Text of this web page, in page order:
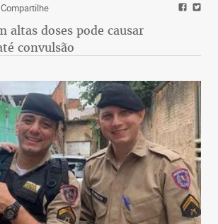
altas doses pode causar
convulsão